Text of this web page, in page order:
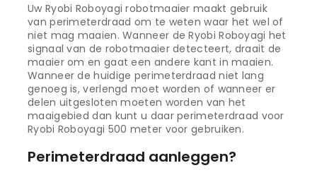
Uw Ryobi Roboyagi robotmaaier maakt gebruik
van perimeterdraad om te weten waar het wel of
niet mag maaien. Wanneer de Ryobi Roboyagi het
signaal van de robotmaaier detecteert, draait de
maaier om en gaat een andere kant in maaien.
Wanneer de huidige perimeterdraad niet lang
genoeg is, verlengd moet worden of wanneer er
delen uitgesloten moeten worden van het
maaigebied dan kunt u daar perimeterdraad voor
Ryobi Roboyagi 500 meter voor gebruiken.
Perimeterdraad aanleggen?